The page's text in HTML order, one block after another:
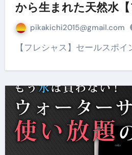
から生まれた天然水【
pikakichi2015@gmail.com
【フレシャス】セールスポ